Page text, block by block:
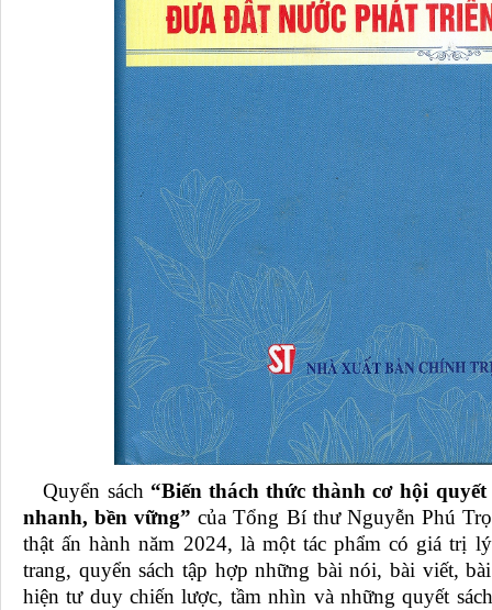
Quyển sách “Biến thách thức thành cơ hội
nhanh, bền vững” của Tổng Bí thư Nguyễn Phú
thật ấn hành năm 2024, là một tác phẩm có giá trị
trang, quyển sách tập hợp những bài nói, bài viết,
hiện tư duy chiến lược, tầm nhìn và những quyết